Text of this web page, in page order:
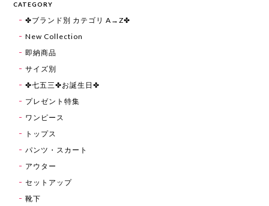
CATEGORY
✤ブランド別 カテゴリ A→Z✤
New Collection
即納商品
サイズ別
✤七五三✤お誕生日✤
プレゼント特集
ワンピース
トップス
パンツ・スカート
アウター
セットアップ
靴下